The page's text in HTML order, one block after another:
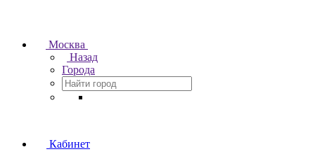
Москва
Назад
Города
Кабинет